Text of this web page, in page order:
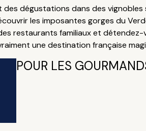
dégustations dans des
les imposantes gorges du
restaurants familiaux et
une destination française
POUR LES